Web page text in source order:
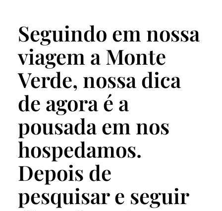
Seguindo em nossa
viagem a Monte
Verde, nossa dica
de agora é a
pousada em nos
hospedamos.
Depois de
pesquisar e seguir